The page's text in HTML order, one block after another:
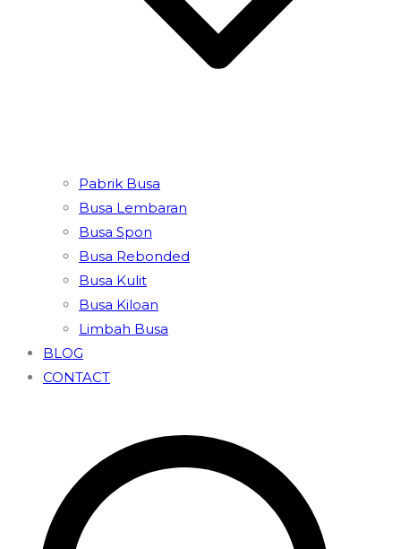
Pabrik Busa
Busa Lembaran
Busa Spon
Busa Rebonded
Busa Kulit
Busa Kiloan
Limbah Busa
BLOG
CONTACT